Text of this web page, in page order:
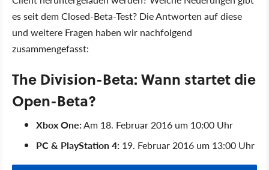
es seit dem Closed-Beta-Test? Die Antworten auf diese
und weitere Fragen haben wir nachfolgend
zusammengefasst:
The Division-Beta: Wann startet die
Open-Beta?
Xbox One:Am 18. Februar 2016 um 10:00 Uhr
PC & PlayStation 4: 19. Februar 2016 um 13:00 Uhr